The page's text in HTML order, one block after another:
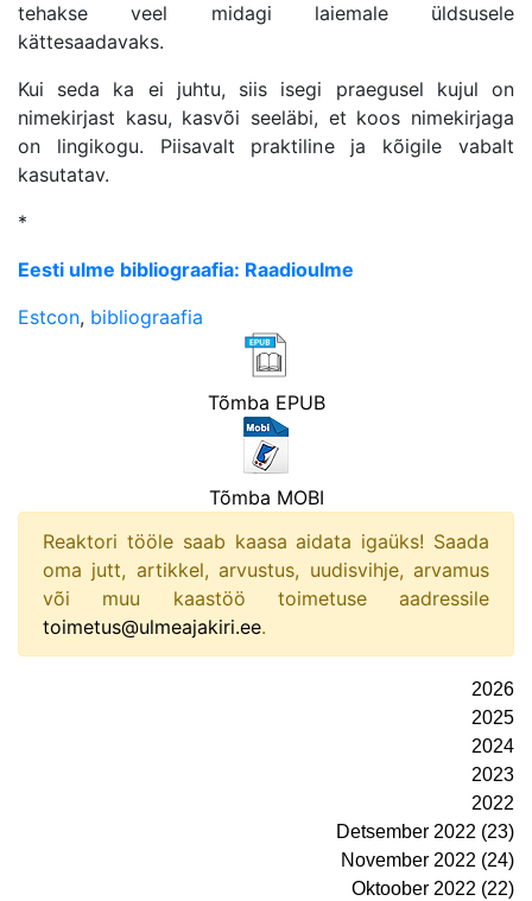
tehakse veel midagi laiemale üldsusele
kättesaadavaks.
Kui seda ka ei juhtu, siis isegi praegusel kujul on
nimekirjast kasu, kasvõi seeläbi, et koos nimekirjaga
on lingikogu. Piisavalt praktiline ja kõigile vabalt
kasutatav.
*
Eesti ulme bibliograafia: Raadioulme
Estcon, bibliograafia
Tõmba EPUB
Tõmba MOBI
Reaktori tööle saab kaasa aidata igaüks! Saada
oma jutt, artikkel, arvustus, uudisvihje, arvamus
või muu kaastöö toimetuse aadressile
toimetus@ulmeajakiri.ee.
2026
2025
2024
2023
2022
Detsember 2022 (23)
November 2022 (24)
Oktoober 2022 (22)